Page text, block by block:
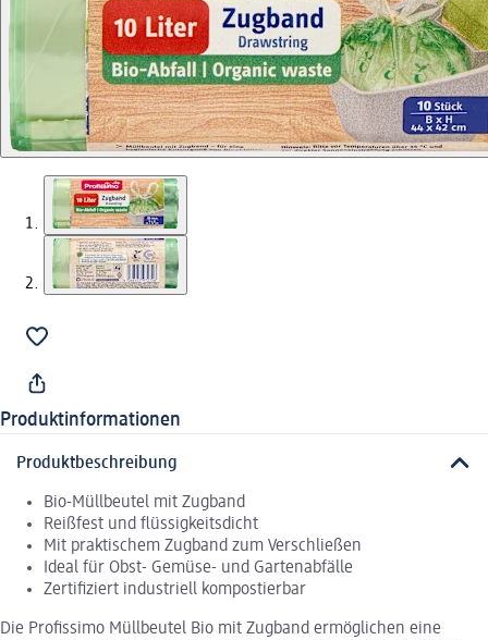
Produktinformationen
Produktbeschreibung
Bio-Müllbeutel mit Zugband
Reißfest und flüssigkeitsdicht
Mit praktischem Zugband zum Verschließen
Ideal für Obst- Gemüse- und Gartenabfälle
Zertifiziert industriell kompostierbar
Die Profissimo Müllbeutel Bio mit Zugband ermöglichen eine